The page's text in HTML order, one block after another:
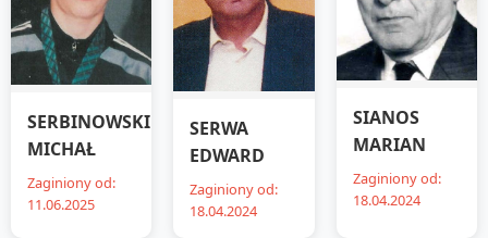
SERBINOWSKI
MICHAŁ
Zaginiony od:
11.06.2025
SERWA
EDWARD
Zaginiony od:
18.04.2024
SIANOS
MARIAN
Zaginiony od:
18.04.2024